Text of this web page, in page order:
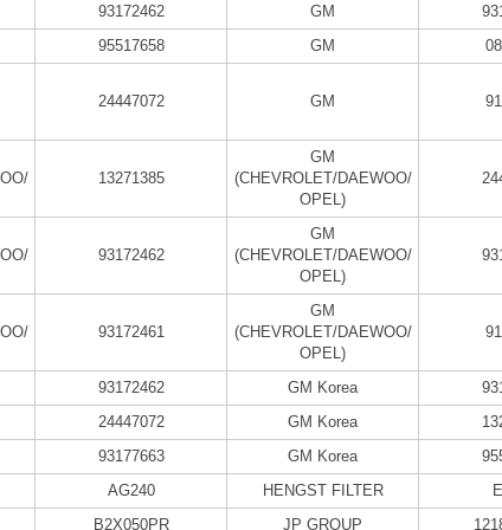
93172462 GM
95517658
GM
24447072 GM
13271385
GM
(CHEVROLET/DAEWOO/
OPEL)
93172462
GM
(CHEVROLET/DAEWOO/
OPEL)
93172461
GM
(CHEVROLET/DAEWOO/
OPEL)
93172462 GM Korea
24447072
GM Korea
93177663
GM Korea
AG240
HENGST FILTER
B2X050PR
JP GROUP